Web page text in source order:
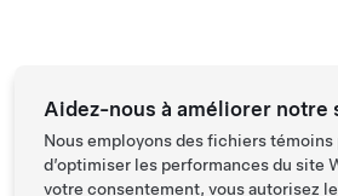
Aidez-nous à améliorer notre
Nous employons des fichiers
d’optimiser les performances du site
votre consentement, vous autorisez